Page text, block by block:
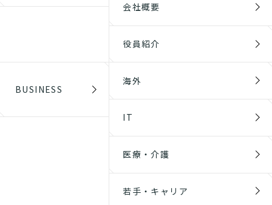
会社概要
役員紹介
BUSINESS
海外
IT
医療・介護
若手・キャリア